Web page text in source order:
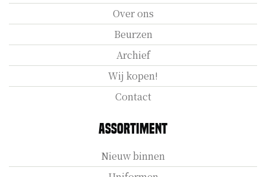
Over ons
Beurzen
Archief
Wij kopen!
Contact
Assortiment
Nieuw binnen